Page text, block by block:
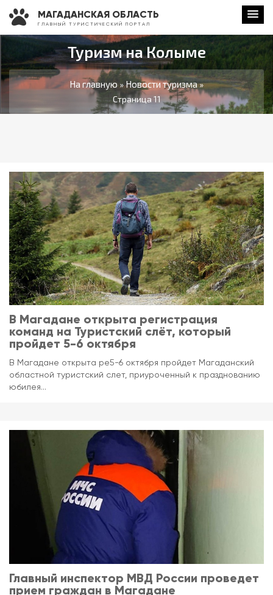
МАГАДАНСКАЯ ОБЛАСТЬ
Г Л А В Н Ы Й Т У Р И С Т И Ч Е С К И Й П О Р Т А Л
Туризм на Колыме
На главную»Новости туризма»
Страница 11
В Магадане открыта регистрация
команд на Туристский слёт, который
пройдет 5-6 октября
В Магадане открыта ре5-6 октября пройдет Магаданский
областной туристский слет, приуроченный к празднованию
юбилея...
Главный инспектор МВД России проведет
прием граждан в Магадане